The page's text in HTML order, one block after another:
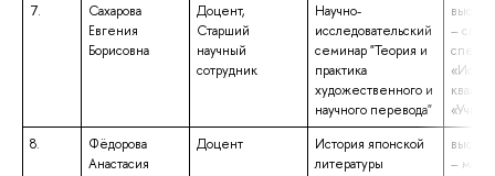
7.
Сахарова
Евгения
Борисовна
Доцент,
Старший
научный
сотрудник
Научно-
исследовательский
семинар "Теория и
практика
художественного и
научного перевода"
–
8.
Фёдорова
Анастасия
Доцент
История японской
литературы
–